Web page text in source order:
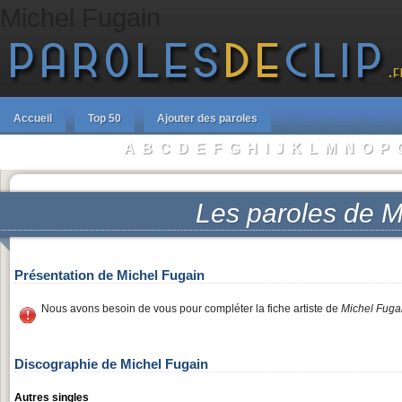
Accueil Top 50 Ajouter des paroles
A B C D E F G H I J K L M N O P
Les paroles de
Présentation de Michel Fugain
Nous avons besoin de vous pour compléter la fiche artiste de Michel
Discographie de Michel Fugain
Autres singles